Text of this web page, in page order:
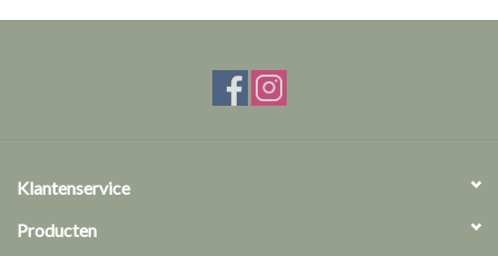
Klantenservice
Producten